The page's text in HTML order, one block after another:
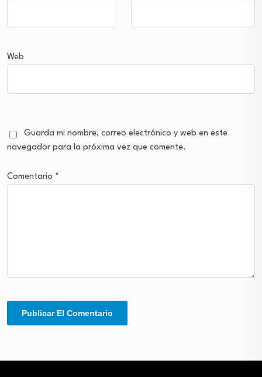
Web
Guarda mi nombre, correo electrónico y web en este
navegador para la próxima vez que comente.
Comentario *